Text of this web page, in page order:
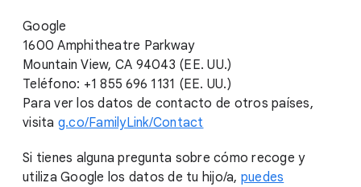
Google
1600 Amphitheatre Parkway
Mountain View, CA 94043 (EE. UU.)
Teléfono: +1 855 696 1131 (EE. UU.)
Para ver los datos de contacto de otros países,
visita g.co/FamilyLink/Contact
Si tienes alguna pregunta sobre cómo recoge y
utiliza Google los datos de tu hijo/a, puedes